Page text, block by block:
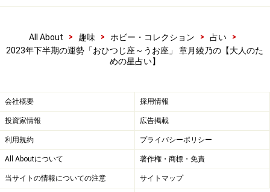
ンディングなど、今どきのツールに注目を（ただし、リ
スクヘッジもお忘れなく）。
オフは、趣味や推し活が充実。おしゃれは、エレガント
に。
愛は、友情モードでさっぱりと。パートナー兼大親友な
関係が理想です。
All About > 趣味 > ホビー・コレクション > 占い
>
2023年下半期の運勢「おひつじ座～うお座」 章月綾乃の【大人のた
めの星占い】
会社概要 採用情報
投資家情報 広告掲載
利用規約 プライバシーポリシー
All Aboutについて 著作権・商標・免責
当サイトの情報についての注意 サイトマップ